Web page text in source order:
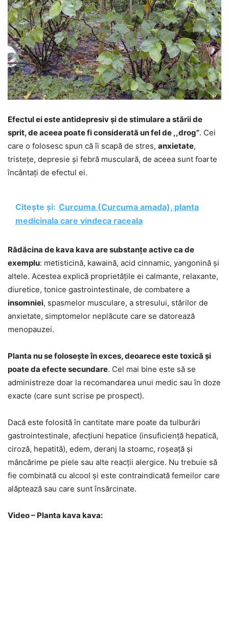
Efectul ei este antidepresiv și de stimulare a stării de
sprit, de aceea poate fi considerată un fel de ,,drog”. Cei
care o folosesc spun că îi scapă de stres, anxietate,
tristețe, depresie și febră musculară, de aceea sunt foarte
încântați de efectul ei.
Citește și: Curcuma (Curcuma amada), planta
medicinala care vindeca raceala
Rădăcina de kava kava are substanțe active ca de
exemplu: metisticină, kawaină, acid cinnamic, yangonină și
altele. Acestea explică proprietățile ei calmante, relaxante,
diuretice, tonice gastrointestinale, de combatere a
insomniei, spasmelor musculare, a stresului, stărilor de
anxietate, simptomelor neplăcute care se datorează
menopauzei.
Planta nu se folosește în exces, deoarece este toxică și
poate da efecte secundare. Cel mai bine este să se
administreze doar la recomandarea unui medic sau în doze
exacte (care sunt scrise pe prospect).
Dacă este folosită în cantitate mare poate da tulburări
gastrointestinale, afecțiuni hepatice (insuficiență hepatică,
ciroză, hepatită), edem, deranj la stoamc, roșeață și
mâncărime pe piele sau alte reacții alergice. Nu trebuie să
fie combinată cu alcool și este contraindicată femeilor care
alăptează sau care sunt însărcinate.
Video – Planta kava kava: